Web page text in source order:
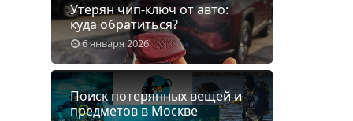
6 января 2026
Утерян чип-ключ от авто:
куда обратиться?
Поиск потерянных вещей и
предметов в Москве